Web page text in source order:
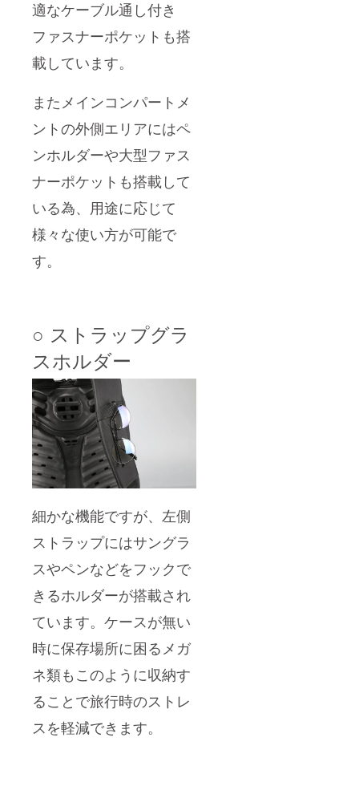
適なケーブル通し付き
ファスナーポケットも搭
載しています。
またメインコンパートメ
ントの外側エリアにはペ
ンホルダーや大型ファス
ナーポケットも搭載して
いる為、用途に応じて
様々な使い方が可能で
す。
○ ストラップグラ
スホルダー
細かな機能ですが、左側
ストラップにはサングラ
スやペンなどをフックで
きるホルダーが搭載され
ています。ケースが無い
時に保存場所に困るメガ
ネ類もこのように収納す
ることで旅行時のストレ
スを軽減できます。